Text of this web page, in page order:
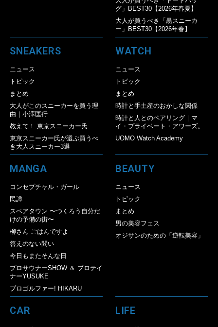
グ」BEST30【2026年春夏】
大人が買うべき「黒スニーカ
ー」BEST30【2026年春】
SNEAKERS
ニュース
トピック
まとめ
大人がこのスニーカーを買う理
由｜小澤匡行
教えて！ 東京スニーカー氏
東京スニーカー氏が選ぶ買うべ
き大人スニーカー3選
WATCH
ニュース
トピック
まとめ
時計と手土産のおかしな関係
時計と人とのペアリング｜マ
イ・プライベート・アワーズ。
UOMO Watch Academy
MANGA
コンセプチャル・ガール
民譚
スペアタウン 〜つくろう自分だ
けの予備の街〜
柳さん ごはんですよ
答えのない問い
今日もまたそんな日
プロサウナーSHOW ＆ プロテイ
ナーYUSUKE
プロゴルファー! HIKARU
BEAUTY
ニュース
トピック
まとめ
男の美容フェス
オジサンのための「逆転美容」
CAR LIFE